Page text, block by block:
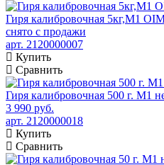
Гиря калибровочная 5кг,М1
снято с продажи
арт. 2120000007
Купить
Сравнить
Гиря калибровочная 500 г. М1
3 990 руб.
арт. 2120000018
Купить
Сравнить